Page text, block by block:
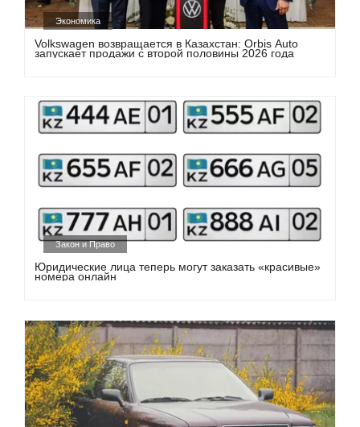
Экономика
Volkswagen возвращается в Казахстан: Orbis Auto
запускает продажи с второй половины 2026 года
Закон и Право
Юридические лица теперь могут заказать «красивые»
номера онлайн